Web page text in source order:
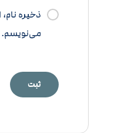
ذخیره
می‌نویسم.